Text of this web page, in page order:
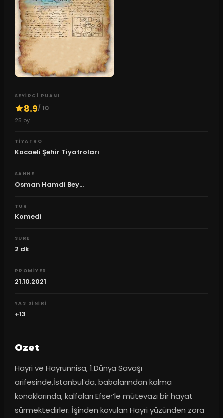
SEYIRCI PUANI
8.9/ 10
25 oy
TIYATRO
Kocaeli Şehir Tiyatroları
SAHNE
Osman Hamdi Bey...
TUR
Komedi
SURE
2 dk
PROMIYER
21.10.2021
YAS SINIRI
+13
Ozet
Hayri ve Hayrunnisa, 1.Dünya Savaşı
arifesinde,İstanbul’da, babalarından kalma
konaklarında, kalfaları Efser’le mütevazı bir hayat
sürmektedirler. İşinden kovulan Hayri yüzünden zora